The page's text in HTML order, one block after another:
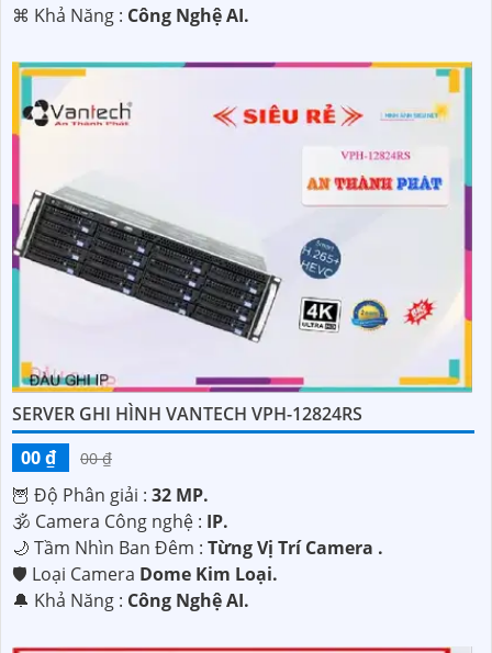
️⌘ Khả Năng : Công Nghệ AI.
SERVER GHI HÌNH VANTECH VPH-12824RS
00 ₫
00 ₫
🦉 Độ Phân giải : 32 MP.
🕉️ Camera Công nghệ : IP.
🌙 Tầm Nhìn Ban Đêm : Từng Vị Trí Camera .
🛡 Loại Camera Dome Kim Loại.
️🔔 Khả Năng : Công Nghệ AI.